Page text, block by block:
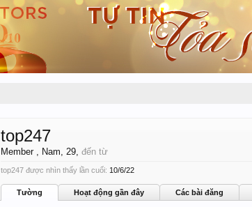
top247
Member , Nam, 29, đến từ
top247 được nhìn thấy lần cuối: 10/6/22
Tường Hoạt động gần đây Các bài đăng